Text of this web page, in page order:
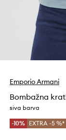
Emporio Armani
Bombažna
siva barva
-10% EXTRA -5 %*